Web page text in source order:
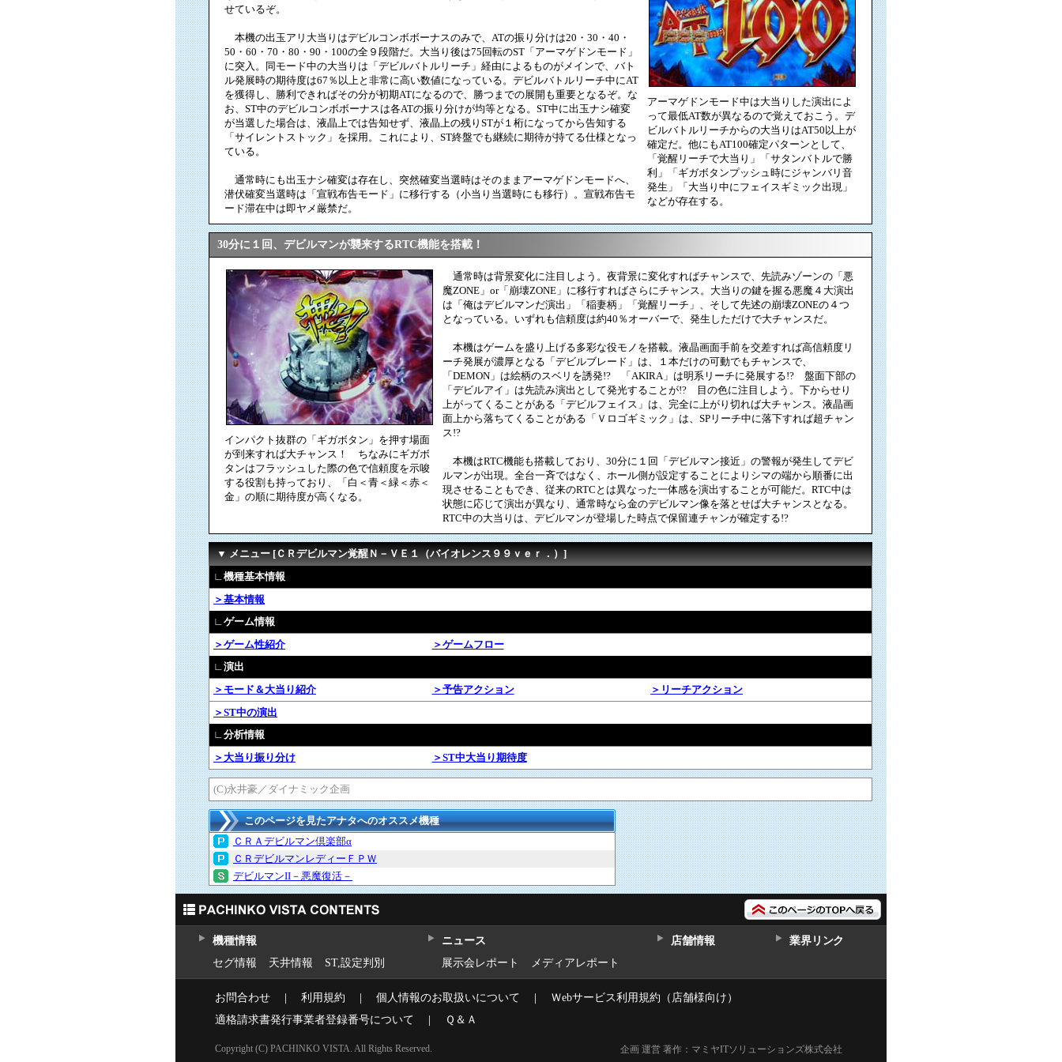
せているぞ。
本機の出玉アリ大当りはデビルコンボボーナスのみで、ATの振り分けは20・30・40・
50・60・70・80・90・100の全９段階だ。大当り後は75回転のST「アーマゲドンモード」
に突入。同モード中の大当りは「デビルバトルリーチ」経由によるものがメインで、バト
ル発展時の期待度は67％以上と非常に高い数値になっている。デビルバトルリーチ中にAT
を獲得し、勝利できればその分が初期ATになるので、勝つまでの展開も重要となるぞ。な
お、ST中のデビルコンボボーナスは各ATの振り分けが均等となる。ST中に出玉ナシ確変
が当選した場合は、液晶上では告知せず、液晶上の残りSTが１桁になってから告知する
「サイレントストック」を採用。これにより、ST終盤でも継続に期待が持てる仕様となっ
ている。
通常時にも出玉ナシ確変は存在し、突然確変当選時はそのままアーマゲドンモードへ、
潜伏確変当選時は「宣戦布告モード」に移行する（小当り当選時にも移行）。宣戦布告モ
ード滞在中は即ヤメ厳禁だ。
アーマゲドンモード中は大当りした演出によ
って最低AT数が異なるので覚えておこう。デ
ビルバトルリーチからの大当りはAT50以上が
確定だ。他にもAT100確定パターンとして、
「覚醒リーチで大当り」「サタンバトルで勝
利」「ギガボタンプッシュ時にジャンバリ音
発生」「大当り中にフェイスギミック出現」
などが存在する。
30分に１回、デビルマンが襲来するRTC機能を搭載！
インパクト抜群の「ギガボタン」を押す場面
が到来すれば大チャンス！ ちなみにギガボ
タンはフラッシュした際の色で信頼度を示唆
する役割も持っており、「白＜青＜緑＜赤＜
金」の順に期待度が高くなる。
通常時は背景変化に注目しよう。夜背景に変化すればチャンスで、先読みゾーンの「悪
魔ZONE」or「崩壊ZONE」に移行すればさらにチャンス。大当りの鍵を握る悪魔４大演出
は「俺はデビルマンだ演出」「稲妻柄」「覚醒リーチ」、そして先述の崩壊ZONEの４つ
となっている。いずれも信頼度は約40％オーバーで、発生しただけで大チャンスだ。
本機はゲームを盛り上げる多彩な役モノを搭載。液晶画面手前を交差すれば高信頼度リ
ーチ発展が濃厚となる「デビルブレード」は、１本だけの可動でもチャンスで、
「DEMON」は絵柄のスベリを誘発!? 「AKIRA」は明系リーチに発展する!? 盤面下部の
「デビルアイ」は先読み演出として発光することが!? 目の色に注目しよう。下からせり
上がってくることがある「デビルフェイス」は、完全に上がり切れば大チャンス。液晶画
面上から落ちてくることがある「Ｖロゴギミック」は、SPリーチ中に落下すれば超チャン
ス!?
本機はRTC機能も搭載しており、30分に１回「デビルマン接近」の警報が発生してデビ
ルマンが出現。全台一斉ではなく、ホール側が設定することによりシマの端から順番に出
現させることもでき、従来のRTCとは異なった一体感を演出することが可能だ。RTC中は
状態に応じて演出が異なり、通常時なら金のデビルマン像を落とせば大チャンスとなる。
RTC中の大当りは、デビルマンが登場した時点で保留連チャンが確定する!?
▼ メニュー [ＣＲデビルマン覚醒Ｎ－ＶＥ１（バイオレンス９９ｖｅｒ．）]
∟機種基本情報
＞基本情報
∟ゲーム情報
＞ゲーム性紹介
＞ゲームフロー
∟演出
＞モード＆大当り紹介
＞予告アクション
＞リーチアクション
＞ST中の演出
∟分析情報
＞大当り振り分け
＞ST中大当り期待度
(C)永井豪／ダイナミック企画
このページを見たアナタへのオススメ機種
ＣＲＡデビルマン倶楽部α
ＣＲデビルマンレディーＦＰＷ
デビルマンII－悪魔復活－
機種情報
セグ情報
天井情報 ST,設定判別
ニュース
展示会レポート
メディアレポート
店舗情報 業界リンク
お問合わせ ｜ 利用規約 ｜ 個人情報のお取扱いについて ｜ Ｗebサービス利用規約（店舗様向け）
適格請求書発行事業者登録番号について ｜ Ｑ＆Ａ
Copyright (C) PACHINKO VISTA. All Rights Reserved. 企画 運営 著作：マミヤITソリューションズ株式会社